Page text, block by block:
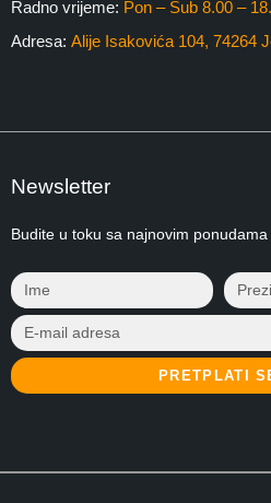
Radno vrijeme: Pon – Sub 8.00 –
Adresa: Alije Isakovića 104, 74264
Newsletter
Budite u toku sa najnovim ponudama
PRETPLATI